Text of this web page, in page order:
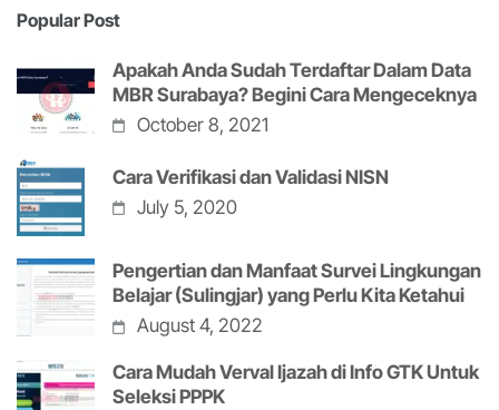
Popular Post
Apakah Anda Sudah Terdaftar Dalam Data
MBR Surabaya? Begini Cara Mengeceknya
October 8, 2021
Cara Verifikasi dan Validasi NISN
July 5, 2020
Pengertian dan Manfaat Survei Lingkungan
Belajar (Sulingjar) yang Perlu Kita Ketahui
August 4, 2022
Cara Mudah Verval Ijazah di Info GTK Untuk
Seleksi PPPK